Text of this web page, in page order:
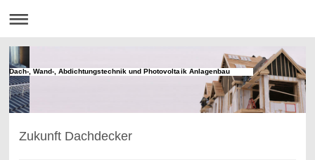
Dach-, Wand-, Abdichtungstechnik und Photovoltaik Anlagenbau
Zukunft Dachdecker